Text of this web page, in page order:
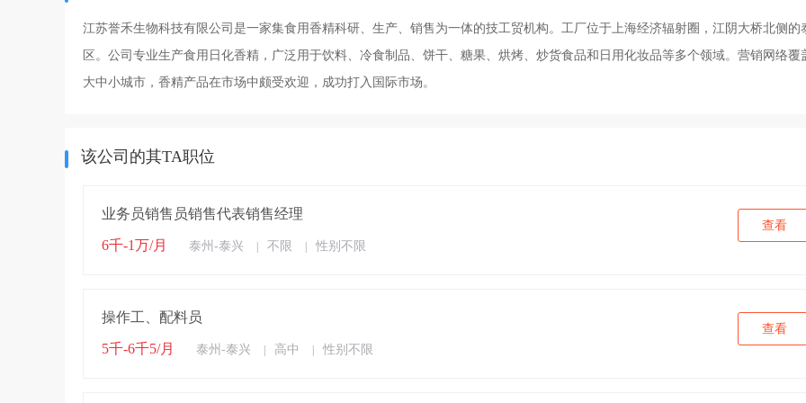
江苏誉禾生物科技有限公司是一家集食用香精科研、生产、销售为一体的技工贸机构。工厂位于上海经济辐射圈，江阴大桥北侧的
区。公司专业生产食用日化香精，广泛用于饮料、冷食制品、饼干、糖果、烘烤、炒货食品和日用化妆品等多个领域。营销网络覆
大中小城市，香精产品在市场中颇受欢迎，成功打入国际市场。
该公司的其TA职位
业务员销售员销售代表销售经理
6千-1万/月 泰州-泰兴 不限 性别不限
查看
操作工、配料员
5千-6千5/月 泰州-泰兴 高中 性别不限
查看